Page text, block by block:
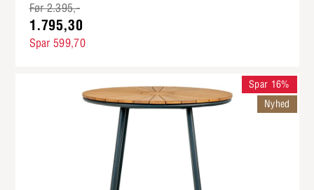
Før 2.395,-
1.795,30
Spar 599,70
Spar 16%
Nyhed